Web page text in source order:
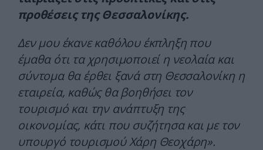
προθέσεις της Θεσσαλονίκης.
Δεν μου έκανε καθόλου έκπληξη που
έμαθα ότι τα χρησιμοποιεί η νεολαία και
σύντομα θα έρθει ξανά στη Θεσσαλονίκη η
εταιρεία, καθώς θα βοηθήσει τον
τουρισμό και την ανάπτυξη της
οικονομίας, κάτι που συζήτησα και με τον
υπουργό τουρισμού Χάρη Θεοχάρη».